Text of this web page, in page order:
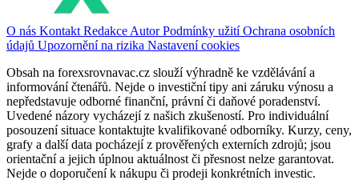
O nás Kontakt Redakce AutorPodmínky užitíOchrana osobních
údajů Upozornění na rizika Nastavení cookies
Obsah na forexsrovnavac.cz slouží výhradně ke vzdělávání a
informování čtenářů. Nejde o investiční tipy ani záruku výnosu a
nepředstavuje odborné finanční, právní či daňové poradenství.
Uvedené názory vycházejí z našich zkušeností. Pro individuální
posouzení situace kontaktujte kvalifikované odborníky. Kurzy, ceny,
grafy a další data pocházejí z prověřených externích zdrojů; jsou
orientační a jejich úplnou aktuálnost či přesnost nelze garantovat.
Nejde o doporučení k nákupu či prodeji konkrétních investic.